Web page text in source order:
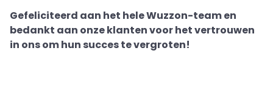
Gefeliciteerd aan het hele Wuzzon-team en
bedankt aan onze klanten voor het vertrouwen
in ons om hun succes te vergroten!